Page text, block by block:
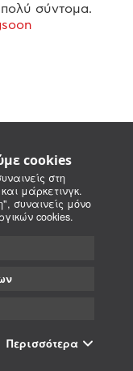
cookies
στη
μάρκετινγκ.
συναινείς μόνο
cookies.
Περισσότερα
σύντομα.